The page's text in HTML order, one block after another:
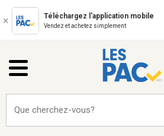
Téléchargez l'application mobile
Vendez et achetez simplement
Que cherchez-vous?